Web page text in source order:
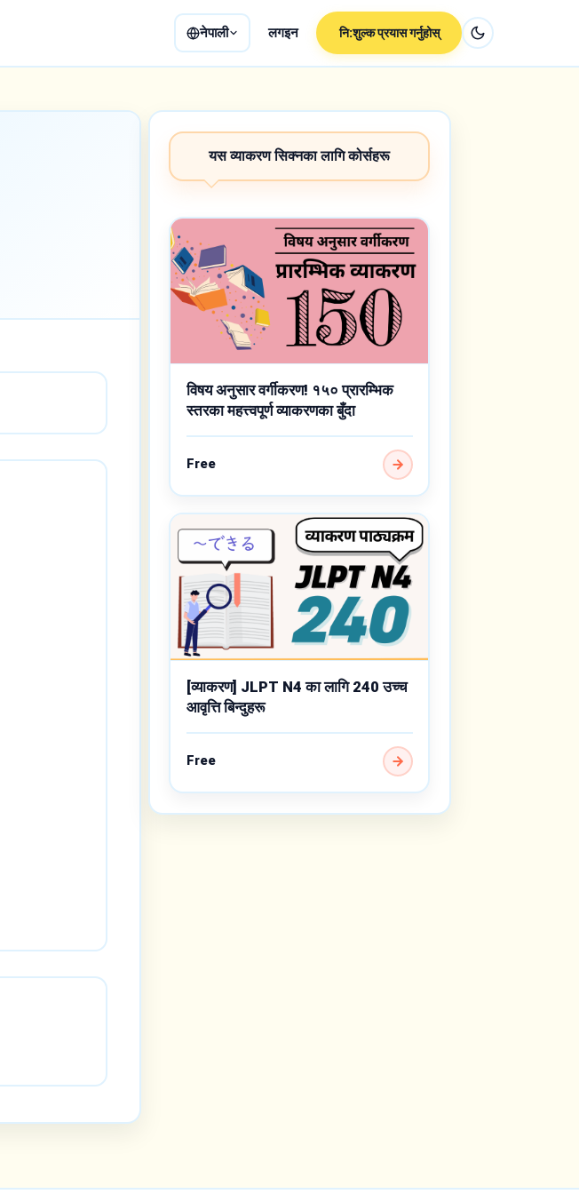
नेपाली लगइन नि:शुल्क प्रयास गर्नुहोस्
यस व्याकरण सिक्नका लागि कोर्सहरू
विषय अनुसार वर्गीकरण! १५० प्रारम्भिक
स्तरका महत्त्वपूर्ण व्याकरणका बुँदा
Free
[व्याकरण] JLPT N4 का लागि 240 उच्च
आवृत्ति बिन्दुहरू
Free